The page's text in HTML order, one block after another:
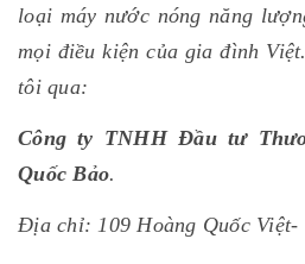
loại máy nước nóng năng
mọi điều kiện của gia đình
tôi qua:
Công ty TNHH Đầu tư
Quốc Bảo.
Địa chỉ: 109 Hoàng Quốc Việt-